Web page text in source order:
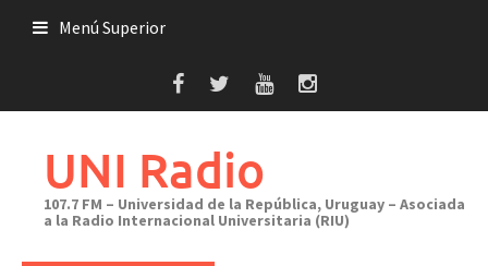
Menú Superior
UNI Radio
107.7 FM – Universidad de la República, Uruguay – Asociada
a la Radio Internacional Universitaria (RIU)